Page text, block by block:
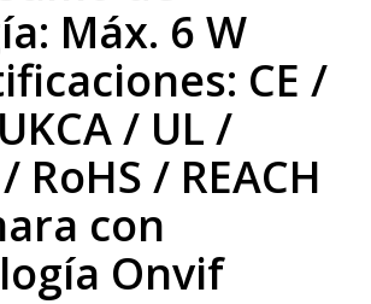
Máx. 6 W
CE /
/ UL /
RoHS / REACH
con
Onvif